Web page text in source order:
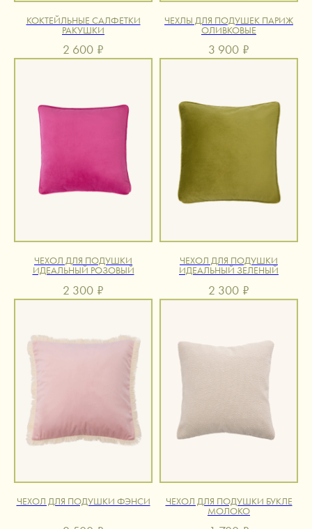
КОКТЕЙЛЬНЫЕ САЛФЕТКИ
РАКУШКИ
2 600 ₽
ЧЕХЛЫ ДЛЯ ПОДУШЕК ПАРИЖ
ОЛИВКОВЫЕ
3 900 ₽
ЧЕХОЛ ДЛЯ ПОДУШКИ
ИДЕАЛЬНЫЙ РОЗОВЫЙ
2 300 ₽
ЧЕХОЛ ДЛЯ ПОДУШКИ
ИДЕАЛЬНЫЙ ЗЕЛЕНЫЙ
2 300 ₽
ЧЕХОЛ ДЛЯ ПОДУШКИ ФЭНСИ
ЧЕХОЛ ДЛЯ ПОДУШКИ БУКЛЕ
МОЛОКО